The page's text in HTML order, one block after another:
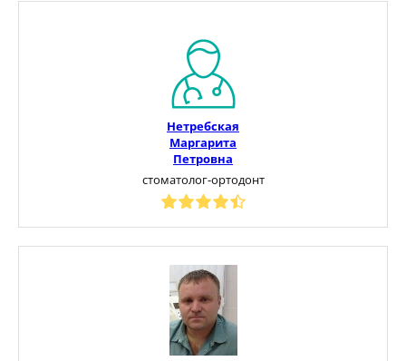
Нетребская
Маргарита
Петровна
стоматолог-ортодонт